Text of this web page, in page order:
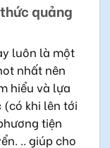
quảng
luôn là một
nhất nên
hiểu và lựa
(có khi lên tới
tiện
.. giúp cho